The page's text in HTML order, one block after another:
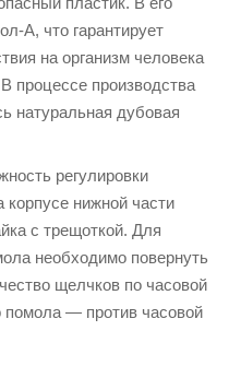
А, что гарантирует
на организм человека
процессе производства
натуральная дубовая
регулировки
корпусе нижной части
с трещоткой. Для
необходимо повернуть
щелчков по часовой
помола — против часовой